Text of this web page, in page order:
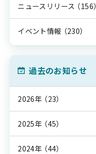
ニュースリリース （156）
イベント情報 （230）
過去のお知らせ
2026年 （23）
2025年 （45）
2024年 （44）